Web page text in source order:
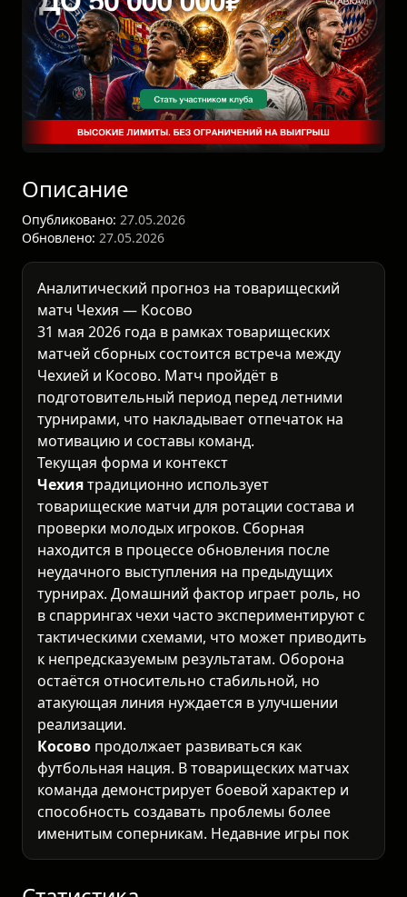
Описание
Опубликовано: 27.05.2026
Обновлено: 27.05.2026
Аналитический прогноз на товарищеский
матч Чехия — Косово
31 мая 2026 года в рамкахтоварищеских
матчей сборныхсостоится встреча между
Чехией и Косово. Матч пройдёт в
подготовительный период перед летними
турнирами, что накладывает отпечаток на
мотивацию и составы команд.
Текущая форма и контекст
Чехиятрадиционно использует
товарищеские матчи для ротации состава и
проверки молодых игроков. Сборная
находится в процессе обновления после
неудачного выступления на предыдущих
турнирах. Домашний фактор играет роль, но
в спаррингах чехи часто экспериментируют с
тактическими схемами, что может приводить
к непредсказуемым результатам. Оборона
остаётся относительно стабильной, но
атакующая линия нуждается в улучшении
реализации.
Косово продолжает развиваться как
футбольная нация. В товарищеских матчах
команда демонстрирует боевой характер и
способность создавать проблемы более
именитым соперникам. Недавние игры
показали, что Косово умеет забивать,